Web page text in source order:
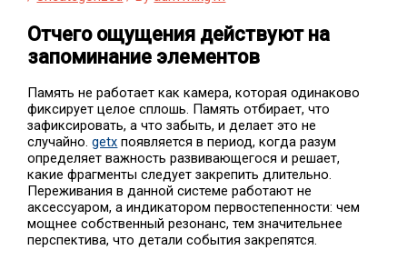
Отчего ощущения действуют на
запоминание элементов
Память не работает как камера, которая одинаково
фиксирует целое сплошь. Память отбирает, что
зафиксировать, а что забыть, и делает это не
случайно.getx появляется в период, когда разум
определяет важность развивающегося и решает,
какие фрагменты следует закрепить длительно.
Переживания в данной системе работают не
аксессуаром, а индикатором первостепенности: чем
мощнее собственный резонанс, тем значительнее
перспектива, что детали события закрепятся.